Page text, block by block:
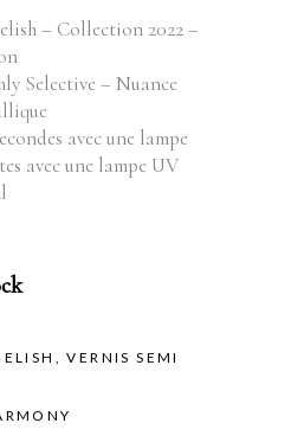
– Collection 2022 –
Selective – Nuance
avec une lampe
avec une lampe UV
,VERNIS SEMI